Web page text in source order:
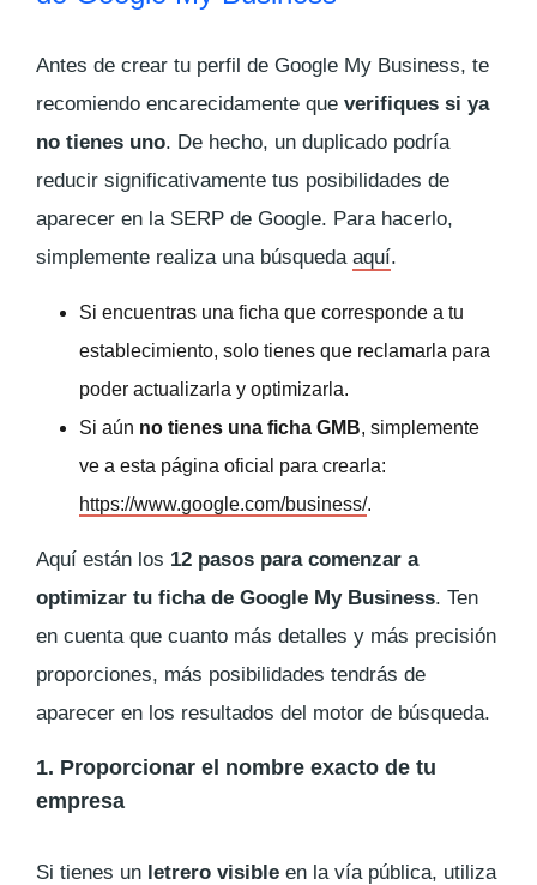
Antes de crear tu perfil de Google My Business, te
recomiendo encarecidamente que verifiques si ya
no tienes uno. De hecho, un duplicado podría
reducir significativamente tus posibilidades de
aparecer en la SERP de Google. Para hacerlo,
simplemente realiza una búsqueda aquí.
Si encuentras una ficha que corresponde a tu
establecimiento, solo tienes que reclamarla para
poder actualizarla y optimizarla.
Si aún no tienes una ficha GMB, simplemente
ve a esta página oficial para crearla:
https://www.google.com/business/.
Aquí están los 12 pasos para comenzar a
optimizar tu ficha de Google My Business. Ten
en cuenta que cuanto más detalles y más precisión
proporciones, más posibilidades tendrás de
aparecer en los resultados del motor de búsqueda.
1. Proporcionar el nombre exacto de tu
empresa
Si tienes un letrero visible en la vía pública, utiliza